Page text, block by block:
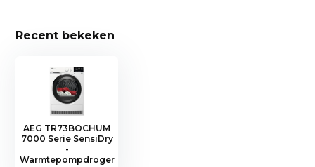
Recent bekeken
AEG TR73BOCHUM
7000 Serie SensiDry
-
Warmtepompdroger